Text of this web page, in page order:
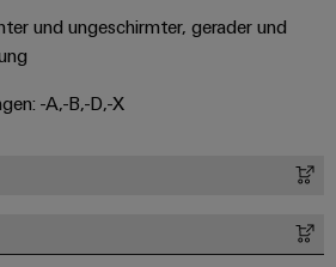
und ungeschirmter, gerader und
-A,-B,-D,-X